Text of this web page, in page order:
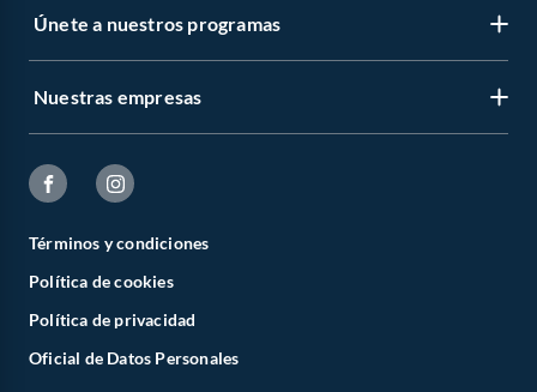
Únete a nuestros programas
Nuestras empresas
Términos y condiciones
Política de cookies
Política de privacidad
Oficial de Datos Personales